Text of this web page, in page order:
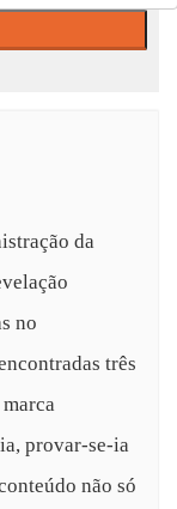
da
no
três
provar-se-ia
não só